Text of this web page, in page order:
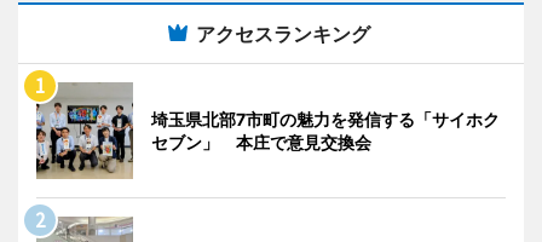
アクセスランキング
埼玉県北部7市町の魅力を発信する「サイホク
セブン」 本庄で意見交換会